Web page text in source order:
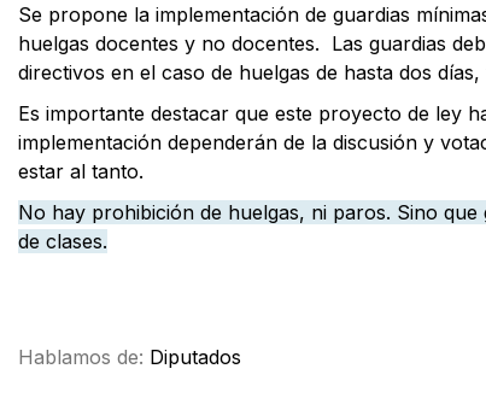
Se propone la implementación de guardias
huelgas docentes y no docentes. Las guardias
directivos en el caso de huelgas de hasta dos
Es importante destacar que este proyecto de ley
implementación dependerán de la discusión y
estar al tanto.
No hay prohibición de huelgas, ni paros. Sino
de clases.
Hablamos de: Diputados